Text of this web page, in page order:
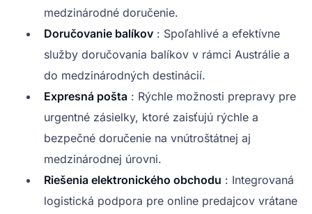
medzinárodné doručenie.
Doručovanie balíkov : Spoľahlivé a efektívne
služby doručovania balíkov v rámci Austrálie a
do medzinárodných destinácií.
Expresná pošta : Rýchle možnosti prepravy pre
urgentné zásielky, ktoré zaisťujú rýchle a
bezpečné doručenie na vnútroštátnej aj
medzinárodnej úrovni.
Riešenia elektronického obchodu : Integrovaná
logistická podpora pre online predajcov vrátane